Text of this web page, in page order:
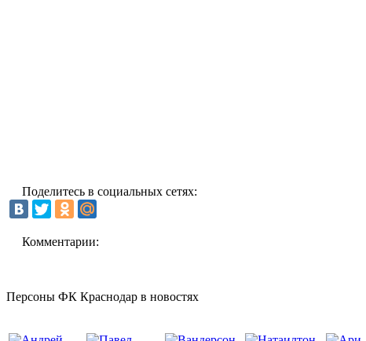
Поделитесь в социальных сетях:
Комментарии:
Персоны ФК Краснодар в новостях